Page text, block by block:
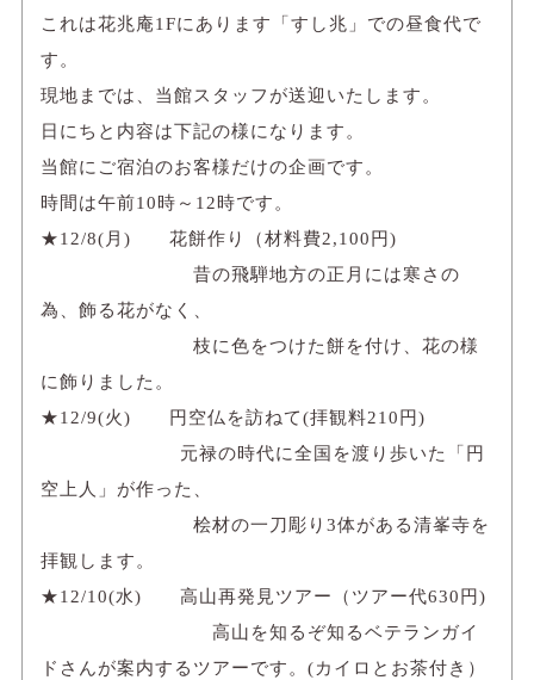
これは花兆庵1Fにあります「すし兆」での昼食代で
す。
現地までは、当館スタッフが送迎いたします。
日にちと内容は下記の様になります。
当館にご宿泊のお客様だけの企画です。
時間は午前10時～12時です。
★12/8(月) 花餅作り（材料費2,100円)
昔の飛騨地方の正月には寒さの
為、飾る花がなく、
枝に色をつけた餅を付け、花の様
に飾りました。
★12/9(火) 円空仏を訪ねて(拝観料210円)
元禄の時代に全国を渡り歩いた「円
空上人」が作った、
桧材の一刀彫り3体がある清峯寺を
拝観します。
★12/10(水) 高山再発見ツアー（ツアー代630円)
高山を知るぞ知るベテランガイ
ドさんが案内するツアーです。(カイロとお茶付き）